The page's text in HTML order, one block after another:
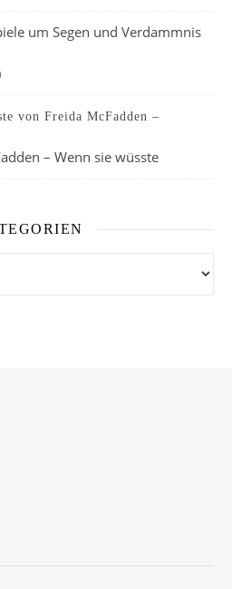
um Segen und Verdammnis
von Freida McFadden –
– Wenn sie wüsste